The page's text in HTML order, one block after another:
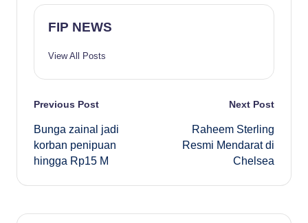
FIP NEWS
View All Posts
Post
navigation
Previous Post
Bunga zainal jadi
korban penipuan
hingga Rp15 M
Next Post
Raheem Sterling
Resmi Mendarat di
Chelsea